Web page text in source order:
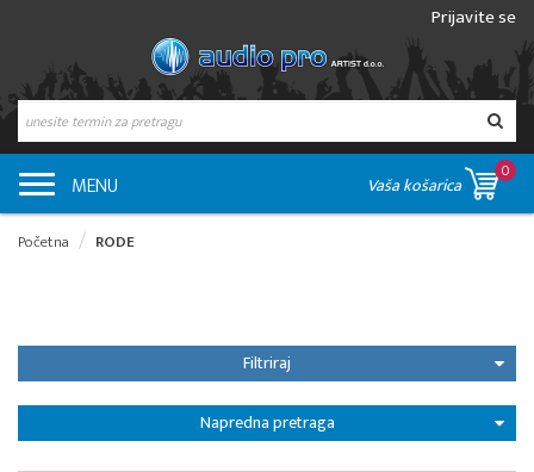
Prijavite se
MENU Vaša košarica
0
Početna RODE
Filtriraj
Napredna pretraga